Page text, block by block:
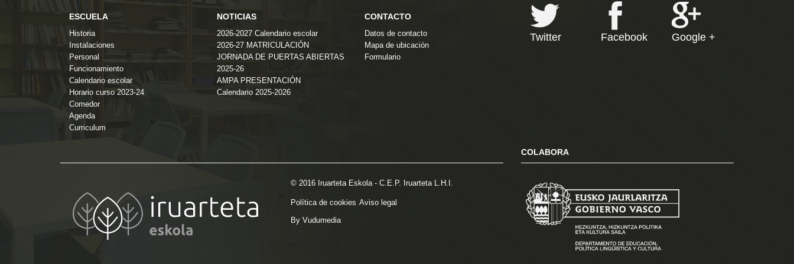
ESCUELA
Historia
Instalaciones
Personal
Funcionamiento
Calendario escolar
Horario curso 2023-24
Comedor
Agenda
Curriculum
NOTICIAS
2026-2027 Calendario escolar
2026-27 MATRICULACIÓN
JORNADA DE PUERTAS ABIERTAS
2025-26
AMPA PRESENTACIÓN
Calendario 2025-2026
CONTACTO
Datos de contacto
Mapa de ubicación
Formulario
Twitter Facebook Google +
© 2016 Iruarteta Eskola - C.E.P. Iruarteta L.H.I.
Política de cookies Aviso legal
By Vudumedia
COLABORA